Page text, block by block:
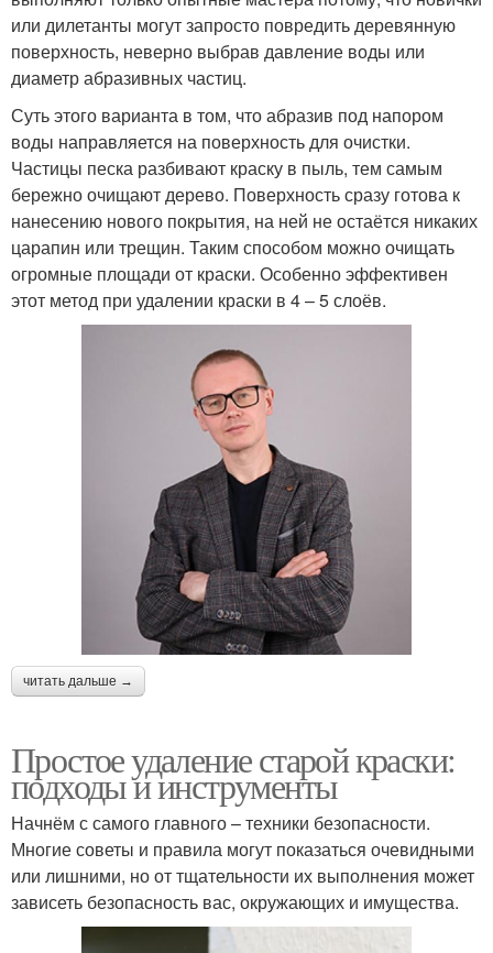
или дилетанты могут запросто повредить деревянную
поверхность, неверно выбрав давление воды или
диаметр абразивных частиц.
Суть этого варианта в том, что абразив под напором
воды направляется на поверхность для очистки.
Частицы песка разбивают краску в пыль, тем самым
бережно очищают дерево. Поверхность сразу готова к
нанесению нового покрытия, на ней не остаётся никаких
царапин или трещин. Таким способом можно очищать
огромные площади от краски. Особенно эффективен
этот метод при удалении краски в 4 – 5 слоёв.
читать дальше →
Простое удаление старой краски:
подходы и инструменты
Начнём с самого главного – техники безопасности.
Многие советы и правила могут показаться очевидными
или лишними, но от тщательности их выполнения может
зависеть безопасность вас, окружающих и имущества.